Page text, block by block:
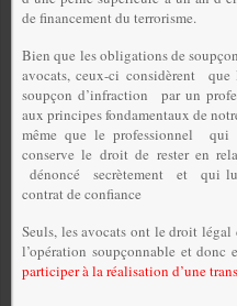
de financement du terrorisme.
Bien que les obligations de
avocats, ceux-ci considèrent
que
soupçon d’infraction
par un
aux principes fondamentaux de
même que le professionnel
qui
conserve le droit de rester en
dénoncé
secrètement et
qui
contrat de confiance
Seuls, les avocats ont le droit légal
l’opération soupçonnable et donc
participer à la réalisation d’une